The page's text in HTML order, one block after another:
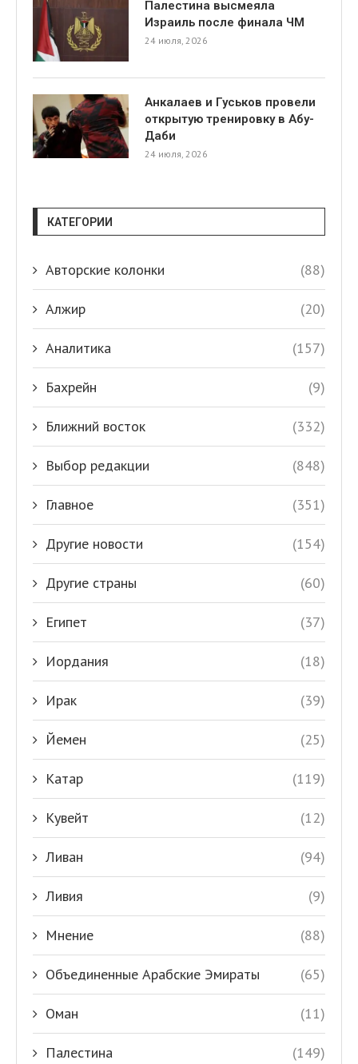
Палестина высмеяла
Израиль после финала ЧМ
24 июля, 2026
Анкалаев и Гуськов провели
открытую тренировку в Абу-
Даби
24 июля, 2026
КАТЕГОРИИ
Авторские колонки (88)
Алжир (20)
Аналитика (157)
Бахрейн (9)
Ближний восток (332)
Выбор редакции (848)
Главное (351)
Другие новости (154)
Другие страны (60)
Египет (37)
Иордания (18)
Ирак (39)
Йемен (25)
Катар (119)
Кувейт (12)
Ливан (94)
Ливия (9)
Мнение (88)
Объединенные Арабские Эмираты (65)
Оман (11)
Палестина (149)